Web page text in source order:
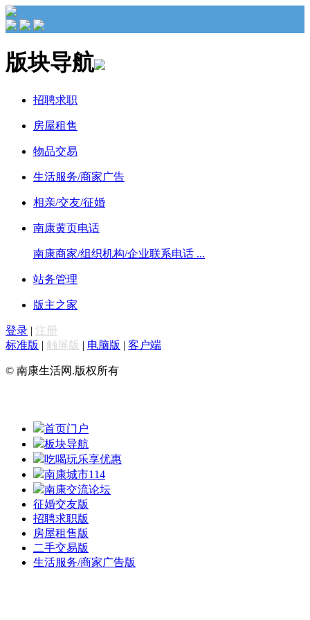
版块导航
招聘求职
房屋租售
物品交易
生活服务/商家广告
相亲/交友/征婚
南康黄页电话
南康商家/组织机构/企业联系电话 ...
站务管理
版主之家
登录 | 注册
标准版 | 触屏版 | 电脑版 | 客户端
© 南康生活网.版权所有
首页门户
板块导航
吃喝玩乐享优惠
南康城市114
南康交流论坛
征婚交友版
招聘求职版
房屋租售版
二手交易版
生活服务/商家广告版